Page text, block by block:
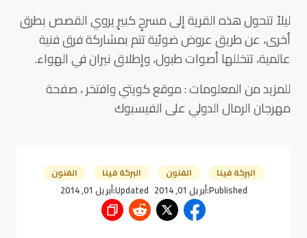
ليلاً تتحول هذه القرية إلى مسرحٍ كبيرٍ يروي القصص بطرق
أخرى، عن طريق عروض ضوئية تتم بمشاركة فرق فنية
عالمية، تتخللها أصوات طبول، وإطلاق نيران في الهواء.
للمزيد من المعلومات : موقع كويتي وافتخر ، صفحة
مهرجان الرمال الدولي على الفيسبوك
البركة فينا الفنون البركة فينا الفنون
Published:أبريل 01, 2014 Updated:أبريل 01, 2014